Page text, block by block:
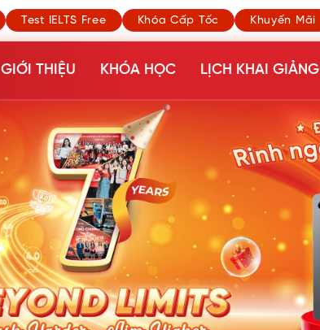
Test IELTS Free Khóa Cấp Tốc Khuyến Mãi
GIỚI THIỆU KHÓA HỌC LỊCH KHAI GIẢNG